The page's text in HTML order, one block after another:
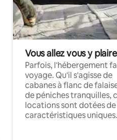
Vous allez vous y plaire
Parfois, l'hébergement
voyage. Qu'il s'agisse de
cabanes à flanc de
de péniches tranquilles,
locations sont dotées de
caractéristiques uniques.